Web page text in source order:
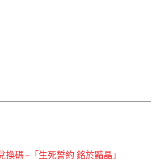
碼 –「生死誓約 銘於黯晶」